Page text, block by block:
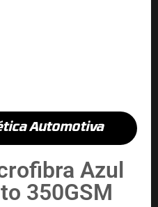
Automotiva
Azul
350GSM